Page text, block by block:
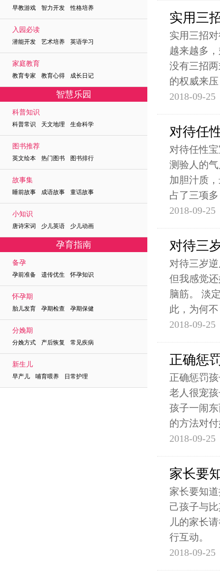
早教游戏 智力开发 性格培养
入园必读
潜能开发 艺术培养 英语学习
家庭教育
教育专家 教育心得 成长日记
智慧乐园
科普知识
科普常识 天文地理 生命科学
图书推荐
英文绘本 热门图书 图书排行
故事集
睡前故事 成语故事 童话故事
小知识
唐诗宋词 少儿英语 少儿动画
孕育指南
备孕
孕前准备 遗传优生 怀孕知识
怀孕期
胎儿发育 孕期检查 孕期保健
分娩期
分娩方式 产后恢复 常见疾病
新生儿
早产儿 哺育喂养 日常护理
实用三
实用三招
越来越多
没有三招
的权威来压
2018-09-25
对待任
对待任性
测验人的
加胆汁质
占了三项
2018-09-25
对待三
对待三岁
但我感觉
脑筋。 淡
此，为何不
2018-09-25
正确惩
正确惩罚
老人很宠
孩子一闹
的方法对
2018-09-25
家长要
家长要知
己孩子与
儿的家长
行互动。
2018-09-25